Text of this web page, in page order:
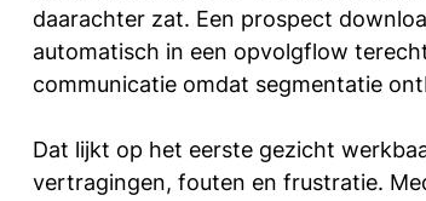
daarachter zat. Een prospect
automatisch in een opvolgflow
communicatie omdat segmentatie
Dat lijkt op het eerste gezicht
vertragingen, fouten en frustratie.